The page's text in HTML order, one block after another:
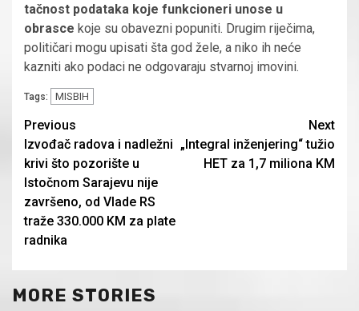
tačnost podataka koje funkcioneri unose u
obrasce koje su obavezni popuniti. Drugim riječima,
političari mogu upisati šta god žele, a niko ih neće
kazniti ako podaci ne odgovaraju stvarnoj imovini.
Tags: MISBIH
Continue
Reading
Previous
Izvođač radova i nadležni
krivi što pozorište u
Istočnom Sarajevu nije
završeno, od Vlade RS
traže 330.000 KM za plate
radnika
Next
„Integral inženjering“ tužio
HET za 1,7 miliona KM
MORE STORIES